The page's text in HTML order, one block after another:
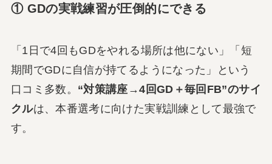
① GDの実戦練習が圧倒的にできる
「1日で4回もGDをやれる場所は他にない」「短
期間でGDに自信が持てるようになった」という
口コミ多数。 “対策講座→4回GD＋毎回FB”のサイ
クルは、本番選考に向けた実戦訓練として最強で
す。